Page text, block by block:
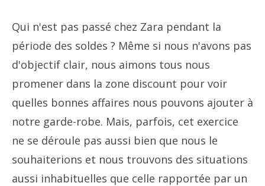
Qui n'est pas passé chez Zara pendant la
période des soldes ? Même si nous n'avons pas
d'objectif clair, nous aimons tous nous
promener dans la zone discount pour voir
quelles bonnes affaires nous pouvons ajouter à
notre garde-robe. Mais, parfois, cet exercice
ne se déroule pas aussi bien que nous le
souhaiterions et nous trouvons des situations
aussi inhabituelles que celle rapportée par un